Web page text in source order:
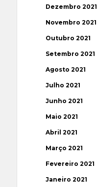
Dezembro 2021
Novembro 2021
Outubro 2021
Setembro 2021
Agosto 2021
Julho 2021
Junho 2021
Maio 2021
Abril 2021
Março 2021
Fevereiro 2021
Janeiro 2021